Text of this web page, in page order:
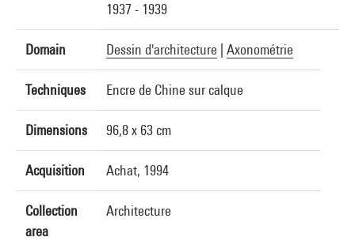
1937 - 1939
Domain Dessin d'architecture Axonométrie
Techniques Encre de Chine sur calque
Dimensions 96,8 x 63 cm
Acquisition Achat, 1994
Collection
area
Architecture